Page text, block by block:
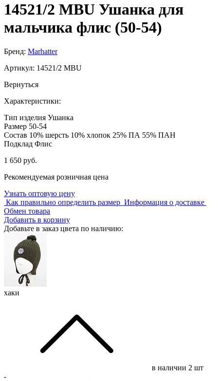
14521/2 MBU Ушанка для
мальчика флис (50-54)
Бренд: Marhatter
Артикул: 14521/2 MBU
Вернуться
Характеристики:
Тип изделия Ушанка
Размер 50-54
Состав 10% шерсть 10% хлопок 25% ПА 55% ПАН
Подклад Флис
1 650 руб.
Рекомендуемая розничная цена
Узнать оптовую цену
Как правильно определить размер Информация о доставке
Обмен товара
Добавить в корзину
Добавьте в заказ цвета по наличию:
хаки
в наличии 2 шт
-